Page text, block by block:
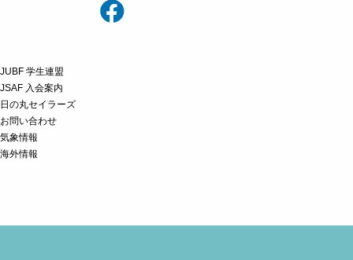
JUBF 学生連盟
JSAF 入会案内
日の丸セイラーズ
お問い合わせ
気象情報
海外情報